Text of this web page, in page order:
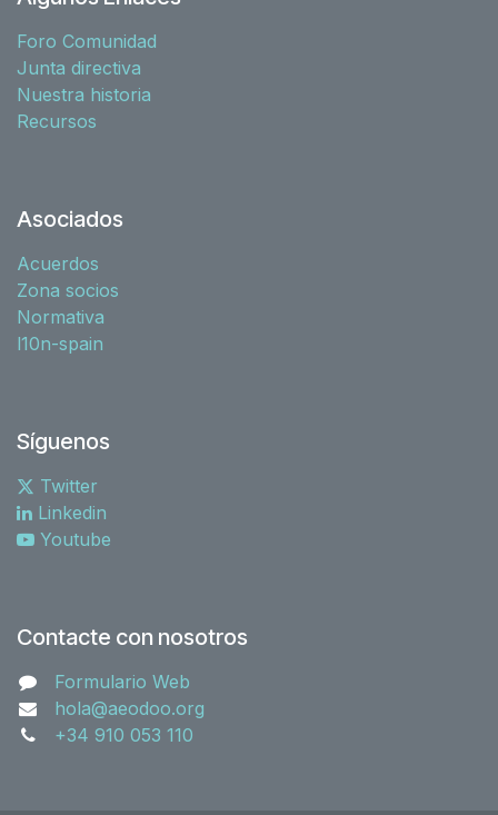
Foro Comunidad
Junta directiva
Nuestra historia
Recursos
Asociados
Acuerdos
Zona socios
Normativa
l10n-spain
Síguenos
Twitter
Linkedin
Youtube
Contacte con nosotros
Formulario Web
hola@aeodoo.org
+34 910 053 110